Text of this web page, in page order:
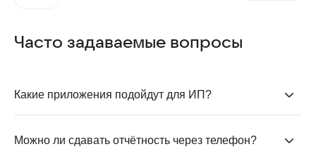
Часто задаваемые вопросы
Какие приложения подойдут для ИП?
является приложение«1С:Мобильная бухгалтерия».
Можно ли сдавать отчётность через телефон?